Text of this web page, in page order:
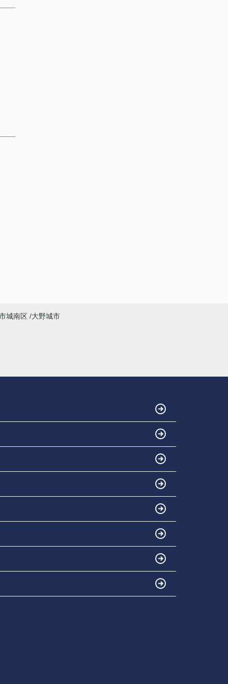
城南区 大野城市